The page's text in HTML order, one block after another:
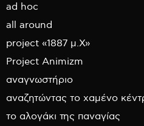
ad hoc
all around
project «1887 μ.Χ»
Project Animizm
αναγνωστήριο
αναζητώντας το χαμένο
το αλογάκι της παναγίας